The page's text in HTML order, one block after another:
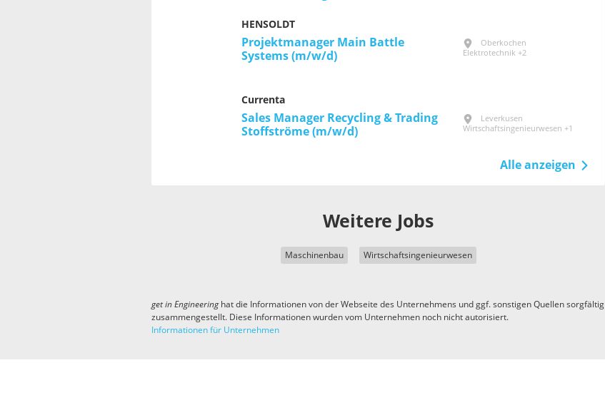
HENSOLDT
Projektmanager Main Battle
Systems (m/w/d)
Oberkochen
Elektrotechnik +2
Currenta
Sales Manager Recycling & Trading
Stoffströme (m/w/d)
Leverkusen
Wirtschaftsingenieurwesen +1
Alle anzeigen
Weitere Jobs
Maschinenbau Wirtschaftsingenieurwesen
get in Engineeringhat die Informationen von der Webseite des Unternehmens und ggf. sonstigen Quellen sorgfältig
zusammengestellt. Diese Informationen wurden vom Unternehmen noch nicht autorisiert.
Informationen für Unternehmen